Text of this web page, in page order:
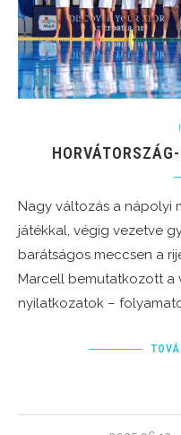
Nagy változás a nápolyi
játékkal, végig vezetve
barátságos meccsen a
Marcell bemutatkozott a
nyilatkozatok –